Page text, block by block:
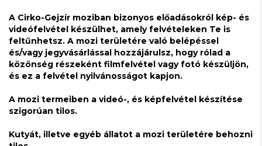
A Cirko-Gejzír moziban bizonyos előadásokról kép- és
videófelvétel készülhet, amely felvételeken Te is
feltűnhetsz. A mozi területére való belépéssel
és/vagy jegyvásárlással hozzájárulsz, hogy rólad a
közönség részeként filmfelvétel vagy fotó készüljön,
és ez a felvétel nyilvánosságot kapjon.
A mozi termeiben a videó-, és képfelvétel készítése
szigorúan tilos.
Kutyát, illetve egyéb állatot a mozi területére behozni